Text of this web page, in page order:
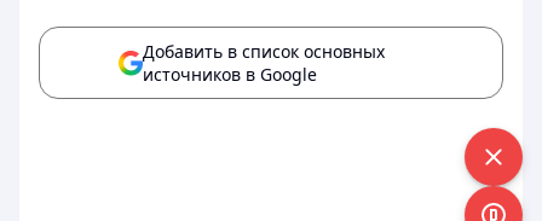
Добавить в список основных
источников в Google